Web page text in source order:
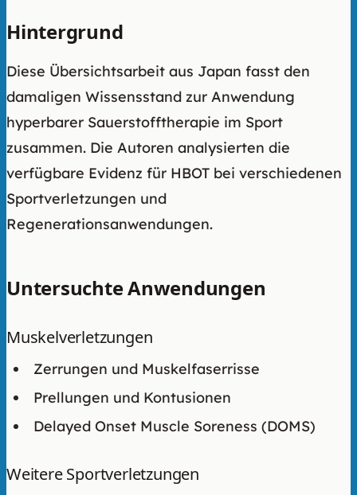
Hintergrund
Diese Übersichtsarbeit aus Japan fasst den
damaligen Wissensstand zur Anwendung
hyperbarer Sauerstofftherapie im Sport
zusammen. Die Autoren analysierten die
verfügbare Evidenz für HBOT bei verschiedenen
Sportverletzungen und
Regenerationsanwendungen.
Untersuchte Anwendungen
Muskelverletzungen
Zerrungen und Muskelfaserrisse
Prellungen und Kontusionen
Delayed Onset Muscle Soreness (DOMS)
Weitere Sportverletzungen